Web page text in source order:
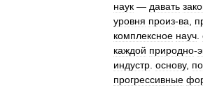
наук — давать
уровня произ-ва
комплексное науч
каждой природно-
индустр основу,
прогрессивные